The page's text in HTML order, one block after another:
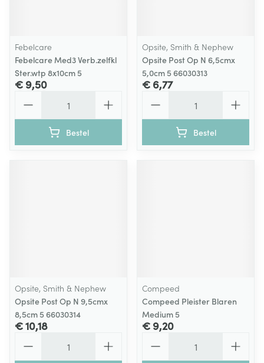
Febelcare
Febelcare Med3 Verb.zelfkl
Ster.wtp 8x10cm 5
€ 9,50
Bestel
Opsite, Smith & Nephew
Opsite Post Op N 6,5cmx
5,0cm 5 66030313
€ 6,77
Bestel
Opsite, Smith & Nephew
Opsite Post Op N 9,5cmx
8,5cm 5 66030314
€ 10,18
Compeed
Compeed Pleister Blaren
Medium 5
€ 9,20